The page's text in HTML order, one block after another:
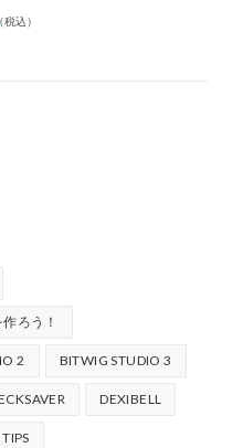
（税込）
ろう！
2 BITWIG STUDIO 3
DEXIBELL